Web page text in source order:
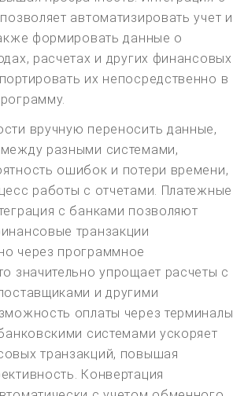
автоматизировать учет и
формировать данные о
расчетах и других финансовых
их непосредственно в
вручную переносить данные,
разными системами,
ошибок и потери времени,
работы с отчетами. Платежные
с банками позволяют
транзакции
через программное
значительно упрощает расчеты с
и другими
оплаты через терминалы
системами ускоряет
транзакций, повышая
Конвертация